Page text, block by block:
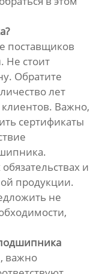
поставщиков
Не стоит
Обратите
лет
Важно,
сертификаты
и
продукции.
не
важно